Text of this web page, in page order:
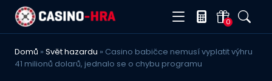
0
Domů » Svět hazardu » Casino babičce nemusí vyplatit výhru
41 milionů dolarů, jednalo se o chybu programu